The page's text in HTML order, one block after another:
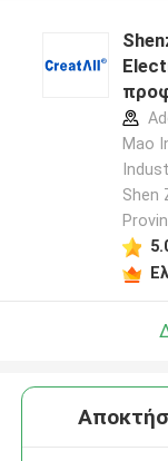
Mao
Shen